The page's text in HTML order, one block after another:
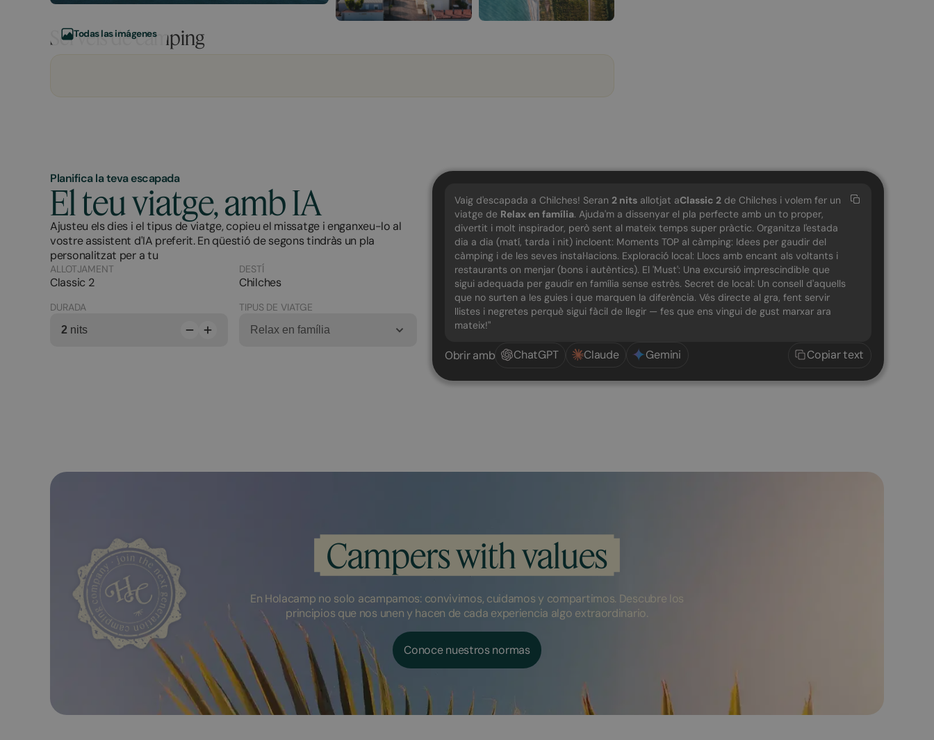
Todas las imágenes
Serveis de càmping
Planifica la teva escapada
El teu viatge, amb IA
Ajusteu els dies i el tipus de viatge, copieu el missatge i enganxeu-lo al
vostre assistent d'IA preferit. En qüestió de segons tindràs un pla
personalitzat per a tu
ALLOTJAMENT
Classic 2
DESTÍ
Chilches
DURADA
2 nits
TIPUS DE VIATGE
Relax en família
Vaig d'escapada a Chilches! Seran 2 nits allotjat aClassic 2 de Chilches i volem fer un
viatge de Relax en família. Ajuda'm a dissenyar el pla perfecte amb un to proper,
divertit i molt inspirador, però sent al mateix temps super pràctic. Organitza l'estada
dia a dia (matí, tarda i nit) incloent: Moments TOP al càmping: Idees per gaudir del
càmping i de les seves instal·lacions. Exploració local: Llocs amb encant als voltants i
restaurants on menjar (bons i autèntics). El 'Must': Una excursió imprescindible que
sigui adequada per gaudir en família sense estrès. Secret de local: Un consell d'aquells
que no surten a les guies i que marquen la diferència. Vés directe al gra, fent servir
llistes i negretes perquè sigui fàcil de llegir — fes que ens vingui de gust marxar ara
mateix!"
Obrir amb ChatGPT Claude Gemini Copiar text
Campers with values
En Holacamp no solo acampamos: convivimos, cuidamos y compartimos. Descubre los
principios que nos unen y hacen de cada experiencia algo extraordinario.
Conoce nuestros normas